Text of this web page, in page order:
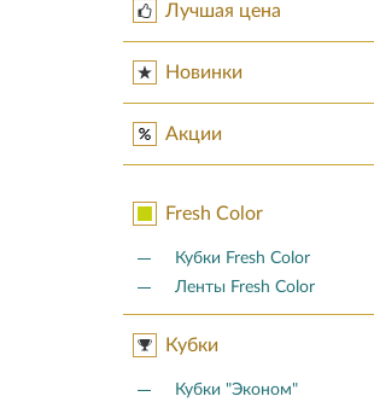
Лучшая цена
Новинки
Акции
Fresh Color
Кубки Fresh Color
Ленты Fresh Color
Кубки
Кубки "Эконом"